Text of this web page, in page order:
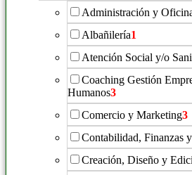
Administración y
Albañilería1
Atención Social y/o
Coaching Gestión
Humanos3
Comercio y Marketing3
Contabilidad, Finanzas
Creación, Diseño y